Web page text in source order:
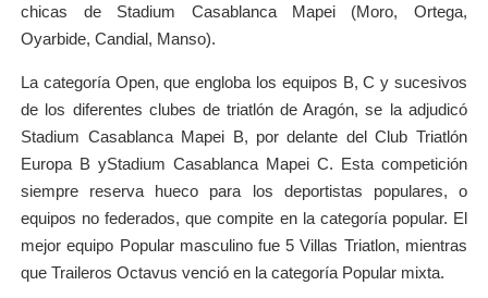
chicas de Stadium Casablanca Mapei (Moro, Ortega,
Oyarbide, Candial, Manso).
La categoría Open, que engloba los equipos B, C y sucesivos
de los diferentes clubes de triatlón de Aragón, se la adjudicó
Stadium Casablanca Mapei B, por delante del Club Triatlón
Europa B yStadium Casablanca Mapei C. Esta competición
siempre reserva hueco para los deportistas populares, o
equipos no federados, que compite en la categoría popular. El
mejor equipo Popular masculino fue 5 Villas Triatlon, mientras
que Traileros Octavus venció en la categoría Popular mixta.